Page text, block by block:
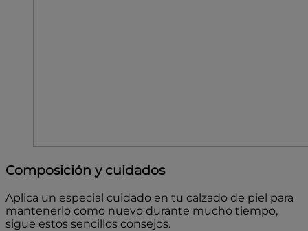
Composición y cuidados
Aplica un especial cuidado en tu calzado de piel para
mantenerlo como nuevo durante mucho tiempo,
sigue estos sencillos consejos.